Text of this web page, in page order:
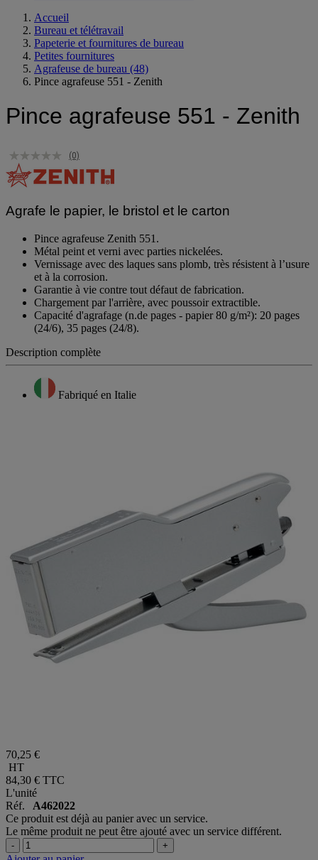
Accueil
Bureau et télétravail
Papeterie et fournitures de bureau
Petites fournitures
Agrafeuse de bureau (48)
Pince agrafeuse 551 - Zenith
Pince agrafeuse 551 - Zenith
(0)
Agrafe le papier, le bristol et le carton
Pince agrafeuse Zenith 551.
Métal peint et verni avec parties nickelées.
Vernissage avec des laques sans plomb, très résistent à l’usure
et à la corrosion.
Garantie à vie contre tout défaut de fabrication.
Chargement par l'arrière, avec poussoir extractible.
Capacité d'agrafage (n.de pages - papier 80 g/m²): 20 pages
(24/6), 35 pages (24/8).
Description complète
Fabriqué en Italie
70,25 €
HT
84,30 € TTC
L'unité
Réf. A462022
Ce produit est déjà au panier avec un service.
Le même produit ne peut être ajouté avec un service différent.
- +